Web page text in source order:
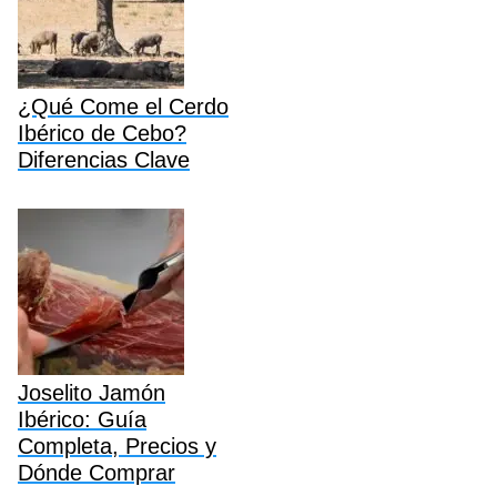
¿Qué Come el Cerdo
Ibérico de Cebo?
Diferencias Clave
Joselito Jamón
Ibérico: Guía
Completa, Precios y
Dónde Comprar